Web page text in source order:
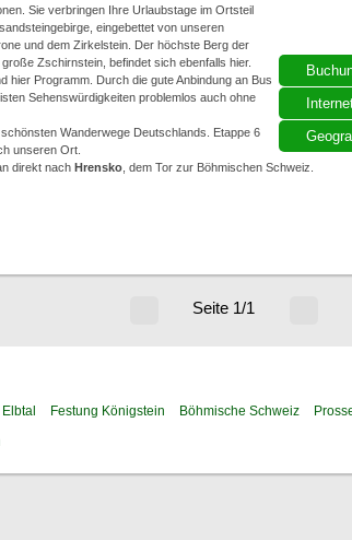
Sie verbringen Ihre Urlaubstage im Ortsteil
eingebettet von unseren
und dem Zirkelstein. Der höchste Berg der
Zschirnstein, befindet sich ebenfalls hier.
hier Programm. Durch die gute Anbindung an Bus
Sehenswürdigkeiten problemlos auch ohne
Wanderwege Deutschlands. Etappe 6
unseren Ort.
direkt nach Hrensko, dem Tor zur Böhmischen Schweiz.
Seite 1/1
Elbtal Festung Königstein Böhmische Schweiz